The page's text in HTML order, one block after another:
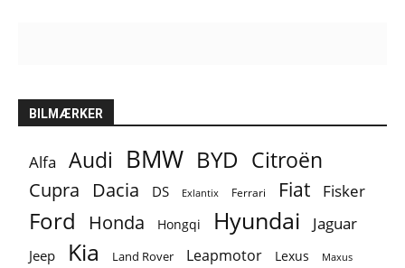
BILMÆRKER
Alfa Audi BMW BYD Citroën
Cupra Dacia DS Exlantix Ferrari Fiat Fisker
Ford Honda Hongqi Hyundai Jaguar
Jeep Kia Land Rover Leapmotor Lexus Maxus